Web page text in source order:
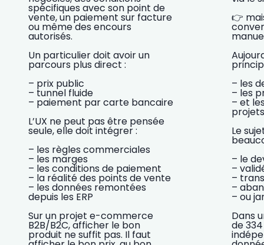
spécifiques avec son point de
vente, un paiement sur facture
ou même des encours
autorisés.
Un particulier doit avoir un
parcours plus direct :
– prix public
– tunnel fluide
– paiement par carte bancaire
L’UX ne peut pas être pensée
seule, elle doit intégrer :
– les règles commerciales
– les marges
– les conditions de paiement
– la réalité des points de vente
– les données remontées
depuis les ERP
Sur un projet e-commerce
B2B/B2C, afficher le bon
produit ne suffit pas. Il faut
👉
– les
– les
– et
Le
– le
–
–
–
– ou
Dans
de